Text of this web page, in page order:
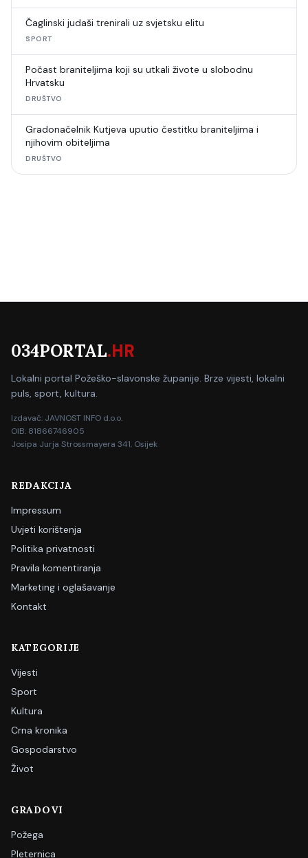
Čaglinski judaši trenirali uz svjetsku elitu
SPORT
Počast braniteljima koji su utkali živote u slobodnu
Hrvatsku
DRUŠTVO
Gradonačelnik Kutjeva uputio čestitku braniteljima i
njihovim obiteljima
DRUŠTVO
034PORTAL.HR
Lokalni portal Požeško-slavonske županije. Brze vijesti, lokalni
puls, sport, kultura.
Izdavač: JAVNOST INFO d.o.o.
OIB: 81866746905
Josipa Jurja Strossmayera 341, Osijek
REDAKCIJA
Impressum
Uvjeti korištenja
Politika privatnosti
Pravila komentiranja
Marketing i oglašavanje
Kontakt
KATEGORIJE
Vijesti
Sport
Kultura
Crna kronika
Gospodarstvo
Život
GRADOVI
Požega
Pleternica